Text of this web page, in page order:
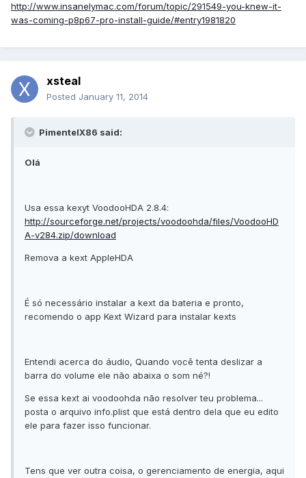
http://www.insanelymac.com/forum/topic/291549-you-knew-it-
was-coming-p8p67-pro-install-guide/#entry1981820
xsteal
Posted January 11, 2014
PimentelX86 said:
Olá
Usa essa kexyt VoodooHDA 2.8.4:
http://sourceforge.net/projects/voodoohda/files/VoodooHD
A-v284.zip/download
Remova a kext AppleHDA
É só necessário instalar a kext da bateria e pronto,
recomendo o app Kext Wizard para instalar kexts
Entendi acerca do áudio, Quando você tenta deslizar a
barra do volume ele não abaixa o som né?!
Se essa kext ai voodoohda não resolver teu problema...
posta o arquivo info.plist que está dentro dela que eu edito
ele para fazer isso funcionar.
Tens que ver outra coisa, o gerenciamento de energia, aqui